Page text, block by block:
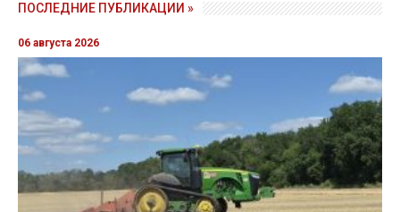
ПОСЛЕДНИЕ ПУБЛИКАЦИИ »
06 августа 2026